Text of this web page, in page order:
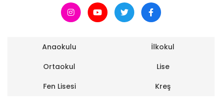
Anaokulu
İlkokul
Ortaokul
Lise
Fen Lisesi
Kreş